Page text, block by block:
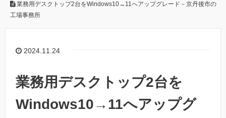
業務用デスクトップ2台をWindows10→11へアップグレード－京丹後市の
工場事務所
2024.11.24
業務用デスクトップ2台を
Windows10→11へアップグ